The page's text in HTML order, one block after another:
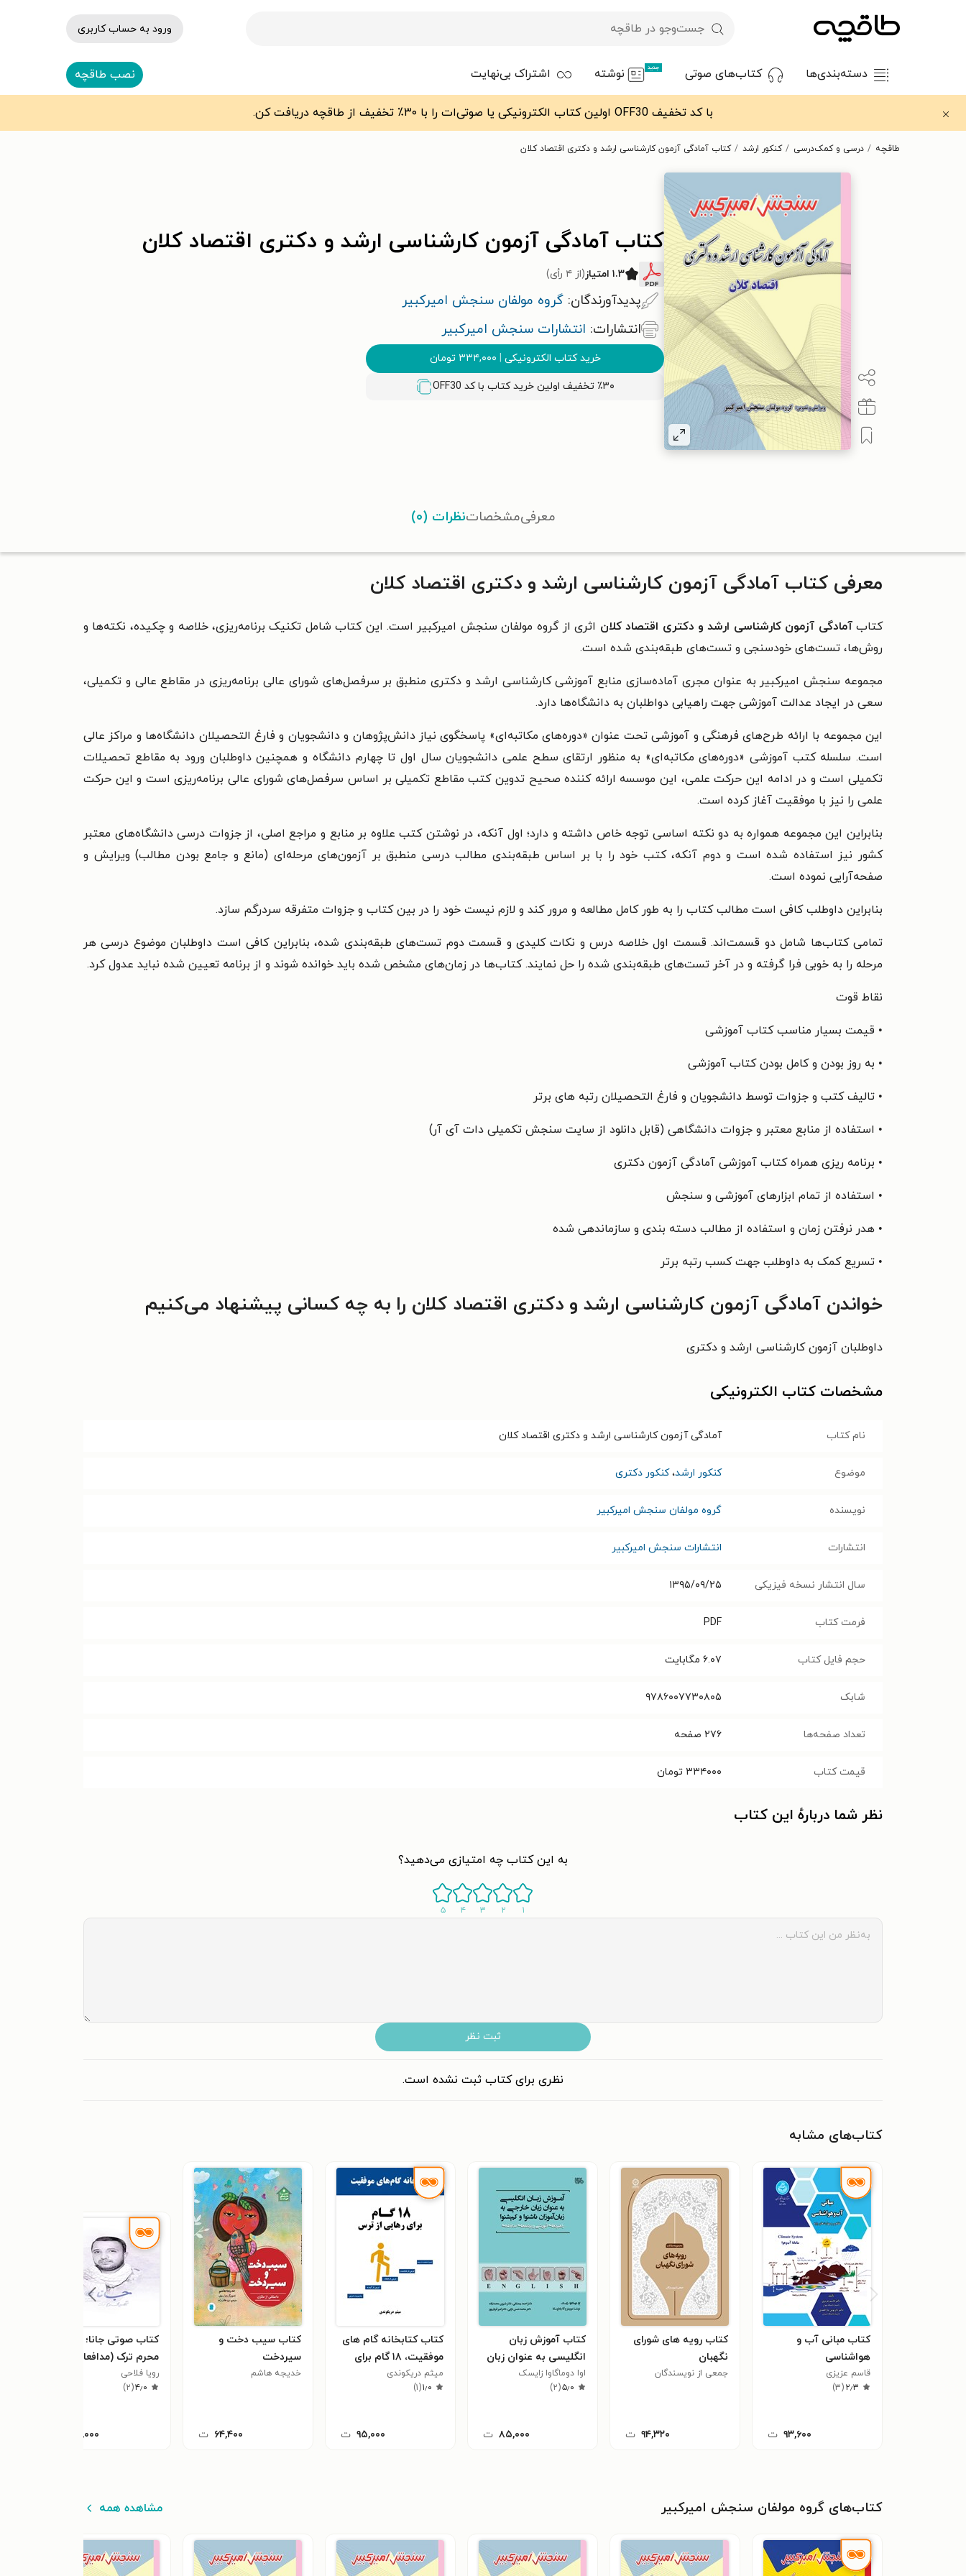
ورود به حساب کاربری
دسته‌بندی‌ها کتاب‌های صوتی جدید نوشته اشتراک بی‌نهایت نصب طاقچه
با کد تخفیف OFF30 اولین کتاب الکترونیکی یا صوتی‌ات را با ۳۰٪ تخفیف از طاقچه دریافت کن.
طاقچه درسی و کمک‌درسی کنکور ارشد کتاب آمادگی آزمون کارشناسی ارشد و دکتری اقتصاد کلان
کتاب آمادگی آزمون کارشناسی ارشد و دکتری اقتصاد کلان
۱.۳ امتیاز (از ۴ رأی)
پدیدآورندگان: گروه مولفان سنجش امیرکبیر
انتشارات: انتشارات سنجش امیرکبیر
خرید کتاب الکترونیکی | ۳۳۴,۰۰۰ تومان
٪۳۰ تخفیف اولین خرید کتاب با کد OFF30
معرفیمشخصاتنظرات (۰)
معرفی کتاب آمادگی آزمون کارشناسی ارشد و دکتری اقتصاد کلان
کتابآمادگی آزمون کارشناسی ارشد و دکتری اقتصاد کلان اثری از گروه مولفان سنجش امیرکبیر است. این کتاب شامل تکنیک برنامه‌ریزی، خلاصه و چکیده، نکته‌ها و
روش‌ها، تست‌های خودسنجی و تست‌های طبقه‌بندی شده است.
مجموعه سنجش امیرکبیر به عنوان مجری آماده‌سازی منابع آموزشی کارشناسی ارشد و دکتری منطبق بر سرفصل‌های شورای عالی برنامه‌ریزی در مقاطع عالی و تکمیلی،
سعی در ایجاد عدالت آموزشی جهت راهیابی دواطلبان به دانشگاه‌ها دارد.
این مجموعه با ارائه طرح‌های فرهنگی و آموزشی تحت عنوان «دوره‌های مکاتبه‌ای» پاسخگوی نیاز دانش‌پژوهان و دانشجویان و فارغ التحصیلان دانشگاه‌ها و مراکز عالی
است. سلسله کتب آموزشی «دوره‌های مکاتبه‌ای» به منظور ارتقای سطح علمی دانشجویان سال اول تا چهارم دانشگاه و همچنین داوطلبان ورود به مقاطع تحصیلات
تکمیلی است و در ادامه این حرکت علمی، این موسسه ارائه کننده صحیح تدوین کتب مقاطع تکمیلی بر اساس سرفصل‌های شورای عالی برنامه‌ریزی است و این حرکت
علمی را نیز با موفقیت آغاز کرده است.
بنابراین این مجموعه همواره به دو نکته اساسی توجه خاص داشته و دارد؛ اول آنکه، در نوشتن کتب علاوه بر منابع و مراجع اصلی، از جزوات درسی دانشگاه‌های معتبر
کشور نیز استفاده شده است و دوم آنکه، کتب خود را با بر اساس طبقه‌بندی مطالب درسی منطبق بر آزمون‌های مرحله‌ای (مانع و جامع بودن مطالب) ویرایش و
صفحه‌آرایی نموده است.
بنابراین داوطلب کافی است مطالب کتاب را به طور کامل مطالعه و مرور کند و لازم نیست خود را در بین کتاب و جزوات متفرقه سردرگم سازد.
تمامی کتاب‌ها شامل دو قسمت‌اند. قسمت اول خلاصه درس و نکات کلیدی و قسمت دوم تست‌های طبقه‌بندی شده، بنابراین کافی است داوطلبان موضوع درسی هر
مرحله را به خوبی فرا گرفته و در آخر تست‌های طبقه‌بندی شده را حل نمایند. کتاب‌ها در زمان‌های مشخص شده باید خوانده شوند و از برنامه تعیین شده نباید عدول کرد.
نقاط قوت
• قیمت بسیار مناسب کتاب آموزشی
• به روز بودن و کامل بودن کتاب آموزشی
• تالیف کتب و جزوات توسط دانشجویان و فارغ التحصیلان رتبه های برتر
• استفاده از منابع معتبر و جزوات دانشگاهی (قابل دانلود از سایت سنجش تکمیلی دات آی آر)
• برنامه ریزی همراه کتاب آموزشی آمادگی آزمون دکتری
• استفاده از تمام ابزارهای آموزشی و سنجش
• هدر نرفتن زمان و استفاده از مطالب دسته بندی و سازماندهی شده
• تسریع کمک به داوطلب جهت کسب رتبه برتر
خواندن آمادگی آزمون کارشناسی ارشد و دکتری اقتصاد کلان را به چه کسانی پیشنهاد می‌کنیم
داوطلبان آزمون کارشناسی ارشد و دکتری
مشخصات کتاب الکترونیکی
نام کتاب آمادگی آزمون کارشناسی ارشد و دکتری اقتصاد کلان
موضوع کنکور ارشد،کنکور دکتری
نویسنده گروه مولفان سنجش امیرکبیر
انتشارات انتشارات سنجش امیرکبیر
سال انتشار نسخه فیزیکی ۱۳۹۵/۰۹/۲۵
فرمت کتاب PDF
حجم فایل کتاب ۶.۰۷ مگابایت
شابک ۹۷۸۶۰۰۷۷۳۰۸۰۵
تعداد صفحه‌ها ۲۷۶ صفحه
قیمت کتاب ۳۳۴۰۰۰ تومان
نظر شما دربارهٔ این کتاب
به این کتاب چه امتیازی می‌دهید؟
۱ ۲ ۳ ۴ ۵
ثبت نظر
نظری برای کتاب ثبت نشده است.
کتاب‌های مشابه
کتاب مبانی آب و
هواشناسی
قاسم عزیزی
۲٫۳(۳)
۹۳,۶۰۰ ت
کتاب رویه های شورای
نگهبان
جمعی از نویسندگان
۹۴,۳۲۰ ت
کتاب آموزش زبان
انگلیسی به عنوان زبان
خارجی به زبان آموزان
ناشنوا و کم شنوا
اوا دوماگاوا زایسک
۵٫۰(۲)
۸۵,۰۰۰ ت
کتاب کتابخانه گام های
موفقیت، ۱۸ گام برای
رهایی از ترس
میثم دریکوندی
۱٫۰(۱)
۹۵,۰۰۰ ت
کتاب سیب دخت و
سیردخت
خدیجه هاشم
۶۴,۴۰۰ ت
کتاب صوتی جانا؛ شهید
محرم ترک (مدافعان حرم
۶)
رویا فلاحی
۴٫۰(۲)
۱۵,۰۰۰
کتاب‌های گروه مولفان سنجش امیرکبیر مشاهده همه